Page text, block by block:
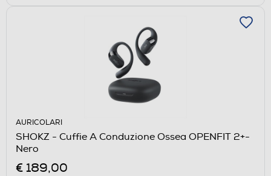
AURICOLARI
SHOKZ - Cuffie A Conduzione Ossea OPENFIT 2+-
Nero
€ 189,00